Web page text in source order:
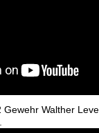
Walther